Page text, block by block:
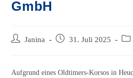
GmbH
Beitrags-
Janina
Beitrag31. Juli 2025
Aufgrund eines Oldtimers-Korsos in